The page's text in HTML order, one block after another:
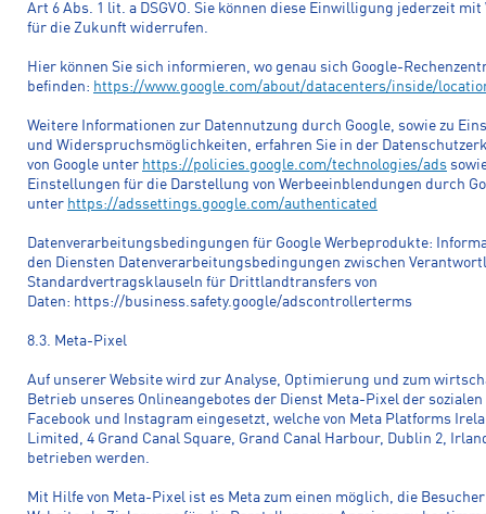
Art 6 Abs. 1 lit. a DSGVO. Sie können diese Einwilligung jederzeit
für die Zukunft widerrufen.
Hier können Sie sich informieren, wo genau sich Google-
befinden: https://www.google.com/about/datacenters/inside/
Weitere Informationen zur Datennutzung durch Google, sowie zu
und Widerspruchsmöglichkeiten, erfahren Sie in der
von Google unter https://policies.google.com/technologies/ads
Einstellungen für die Darstellung von Werbeeinblendungen durch
unter https://adssettings.google.com/authenticated
Datenverarbeitungsbedingungen für Google Werbeprodukte:
den Diensten Datenverarbeitungsbedingungen zwischen
Standardvertragsklauseln für Drittlandtransfers von
Daten: https://business.safety.google/adscontrollerterms
8.3. Meta-Pixel
Auf unserer Website wird zur Analyse, Optimierung und zum
Betrieb unseres Onlineangebotes der Dienst Meta-Pixel der
Facebook und Instagram eingesetzt, welche von Meta Platforms
Limited, 4 Grand Canal Square, Grand Canal Harbour, Dublin 2,
betrieben werden.
Mit Hilfe von Meta-Pixel ist es Meta zum einen möglich, die